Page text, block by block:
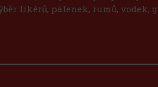
likérů, pálenek, rumů, vodek,